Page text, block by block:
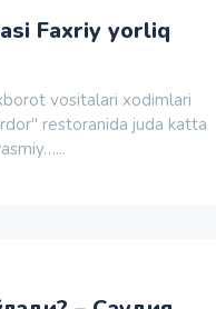
Faxriy yorliq
vositalari xodimlari
restoranida juda katta